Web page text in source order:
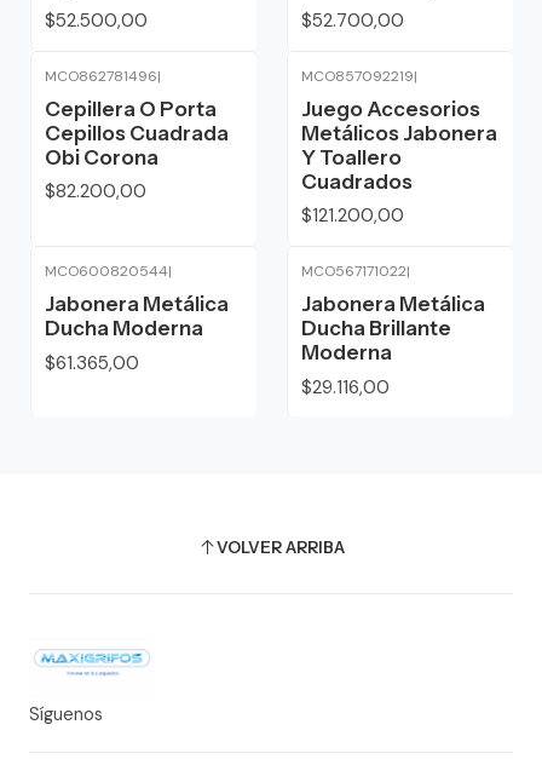
$52.500,00
$52.700,00
MCO862781496|
Cepillera O Porta
Cepillos Cuadrada
Obi Corona
$82.200,00
MCO857092219|
Juego Accesorios
Metálicos Jabonera
Y Toallero
Cuadrados
$121.200,00
MCO600820544|
Jabonera Metálica
Ducha Moderna
$61.365,00
MCO567171022|
Jabonera Metálica
Ducha Brillante
Moderna
$29.116,00
VOLVER ARRIBA
Síguenos